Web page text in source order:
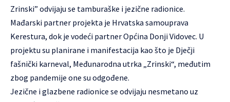
Zrinski” odvijaju se tamburaške i jezične radionice.
Mađarski partner projekta je Hrvatska samouprava
Kerestura, dok je vodeći partner Općina Donji Vidovec. U
projektu su planirane i manifestacija kao što je Dječji
fašnički karneval, Međunarodna utrka „Zrinski“, međutim
zbog pandemije one su odgođene.
Jezične i glazbene radionice se odvijaju nesmetano uz